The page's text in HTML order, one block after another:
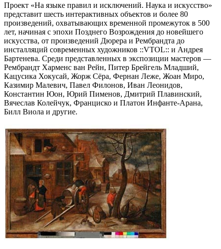
Проект «На языке правил и исключений. Наука и искусство»
представит шесть интерактивных объектов и более 80
произведений, охватывающих временной промежуток в 500
лет, начиная с эпохи Позднего Возрождения до новейшего
искусства, от произведений Дюрера и Рембрандта до
инсталляций современных художников ::VTOL:: и Андрея
Бартенева. Среди представленных в экспозиции мастеров —
Рембрандт Харменс ван Рейн, Питер Брейгель Младший,
Кацусика Хокусай, Жорж Сёра, Фернан Леже, Жоан Миро,
Казимир Малевич, Павел Филонов, Иван Леонидов,
Константин Юон, Юрий Пименов, Дмитрий Плавинский,
Вячеслав Колейчук, Франциско и Платон Инфанте-Арана,
Билл Виола и другие.